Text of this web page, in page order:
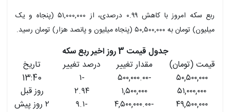
ربع سکه امروز با کاهش ۰.۹۹ درصدی، از ۵۱,۰۰۰,۰۰۰ (پنجاه و یک
میلیون) تومان به ۵۰,۵۰۰,۰۰۰ (پنجاه میلیون و پانصد هزار) تومان رسید.
جدول قیمت 3 روز اخیر ربع سکه
قیمت (تومان)
مقدار تغییر درصد تغییر
تاریخ
۵۰,۵۰۰,۰۰۰
13:40
۵۱,۰۰۰,۰۰۰
۱,۵۰۰,۰۰۰ ۲.۹۴
روز قبل
۴۹,۵۰۰,۰۰۰